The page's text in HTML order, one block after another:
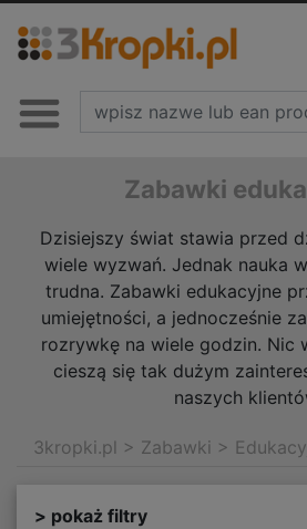
Zabawki
Dzisiejszy świat stawia przed
wiele wyzwań. Jednak nauka
trudna. Zabawki edukacyjne
umiejętności, a jednocześnie
rozrywkę na wiele godzin. Nic
cieszą się tak dużym
naszych
3kropki.pl > Zabawki >
> pokaż filtry